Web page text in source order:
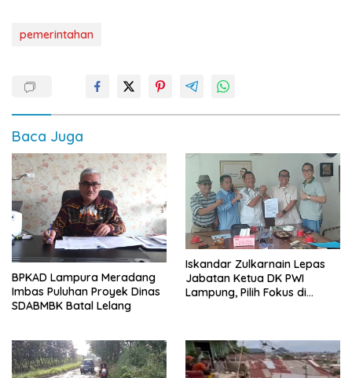
pemerintahan
Baca Juga
BPKAD Lampura Meradang
Imbas Puluhan Proyek Dinas
SDABMBK Batal Lelang
Iskandar Zulkarnain Lepas
Jabatan Ketua DK PWI
Lampung, Pilih Fokus di